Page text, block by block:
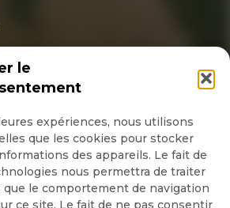
le
expériences, nous utilisons
que les cookies pour stocker
des appareils. Le fait de
nous permettra de traiter
le comportement de navigation
ce site. Le fait de ne pas consentir